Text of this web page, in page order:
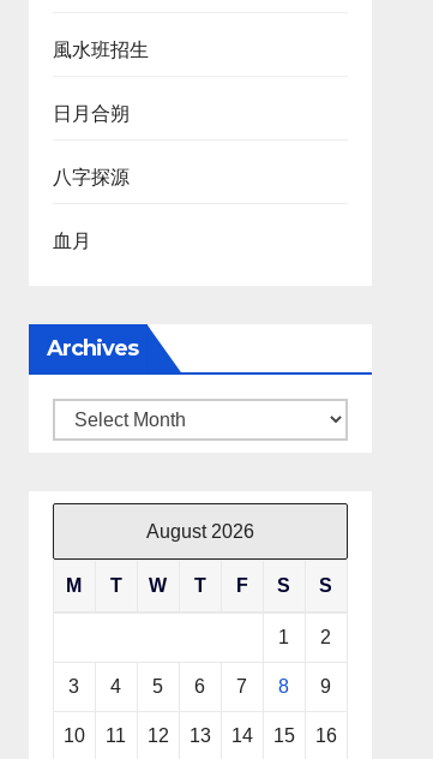
風水班招生
日月合朔
八字探源
血月
Archives
Archives
August 2026
M T W T F S S
1 2
3 4 5 6 7 8 9
10 11 12 13 14 15 16